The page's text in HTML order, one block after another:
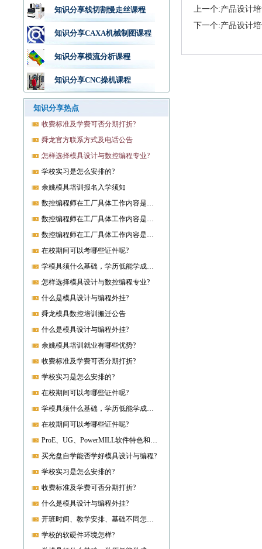
知识分享线切割慢走丝课程
知识分享CAXA机械制图课程
知识分享模流分析课程
知识分享CNC操机课程
知识分享热点
收费标准及学费可否分期打折?
舜龙官方联系方式及电话公告
怎样选择模具设计与数控编程专业?
学校实习是怎么安排的?
余姚模具培训报名入学须知
数控编程师在工厂具体工作内容是什么?
数控编程师在工厂具体工作内容是什么?
数控编程师在工厂具体工作内容是什么?
在校期间可以考哪些证件呢?
学模具须什么基础，学历低能学成就业吗?
怎样选择模具设计与数控编程专业?
什么是模具设计与编程外挂?
舜龙模具数控培训搬迁公告
什么是模具设计与编程外挂?
余姚模具培训就业有哪些优势?
收费标准及学费可否分期打折?
学校实习是怎么安排的?
在校期间可以考哪些证件呢?
学模具须什么基础，学历低能学成就业吗?
在校期间可以考哪些证件呢?
ProE、UG、PowerMILL软件特色和优势?
买光盘自学能否学好模具设计与编程?
学校实习是怎么安排的?
收费标准及学费可否分期打折?
什么是模具设计与编程外挂?
开班时间、教学安排、基础不同怎样开课?
学校的软硬件环境怎样?
上一个:产品设计
下一个:产品设计